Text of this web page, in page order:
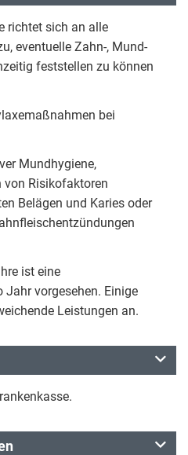
richtet sich an alle
eventuelle Zahn-, Mund-
feststellen zu können
bei
Mundhygiene,
von Risikofaktoren
Belägen und Karies oder
ist eine
vorgesehen. Einige
Leistungen an.